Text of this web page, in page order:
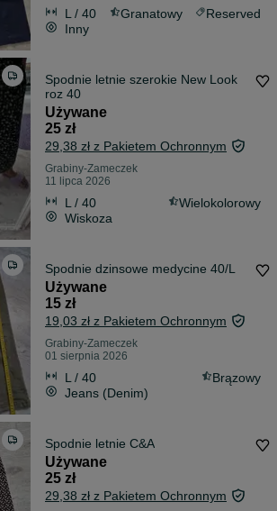
L / 40 Granatowy
Reserved
Inny
Spodnie letnie szerokie New Look
roz 40
Używane
25 zł
29,38 zł z Pakietem Ochronnym
Grabiny-Zameczek
11 lipca 2026
L / 40
Wielokolorowy
Wiskoza
Spodnie dzinsowe medycine 40/L
Używane
15 zł
19,03 zł z Pakietem Ochronnym
Grabiny-Zameczek
01 sierpnia 2026
L / 40
Brązowy
Jeans (Denim)
Spodnie letnie C&A
Używane
25 zł
29,38 zł z Pakietem Ochronnym